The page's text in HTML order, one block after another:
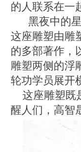
的人联系在一
黑夜中的星
这座雕塑由雕
的多部著作，
雕塑两侧的浮
轮功学员展开
这座雕塑既
醒人们，高智